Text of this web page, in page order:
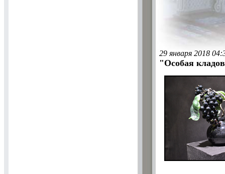
29 января 2018
"Особая